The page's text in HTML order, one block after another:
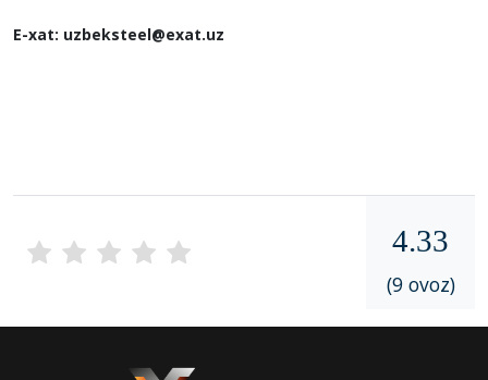
E-xat: uzbeksteel@exat.uz
4.33
(9 ovoz)